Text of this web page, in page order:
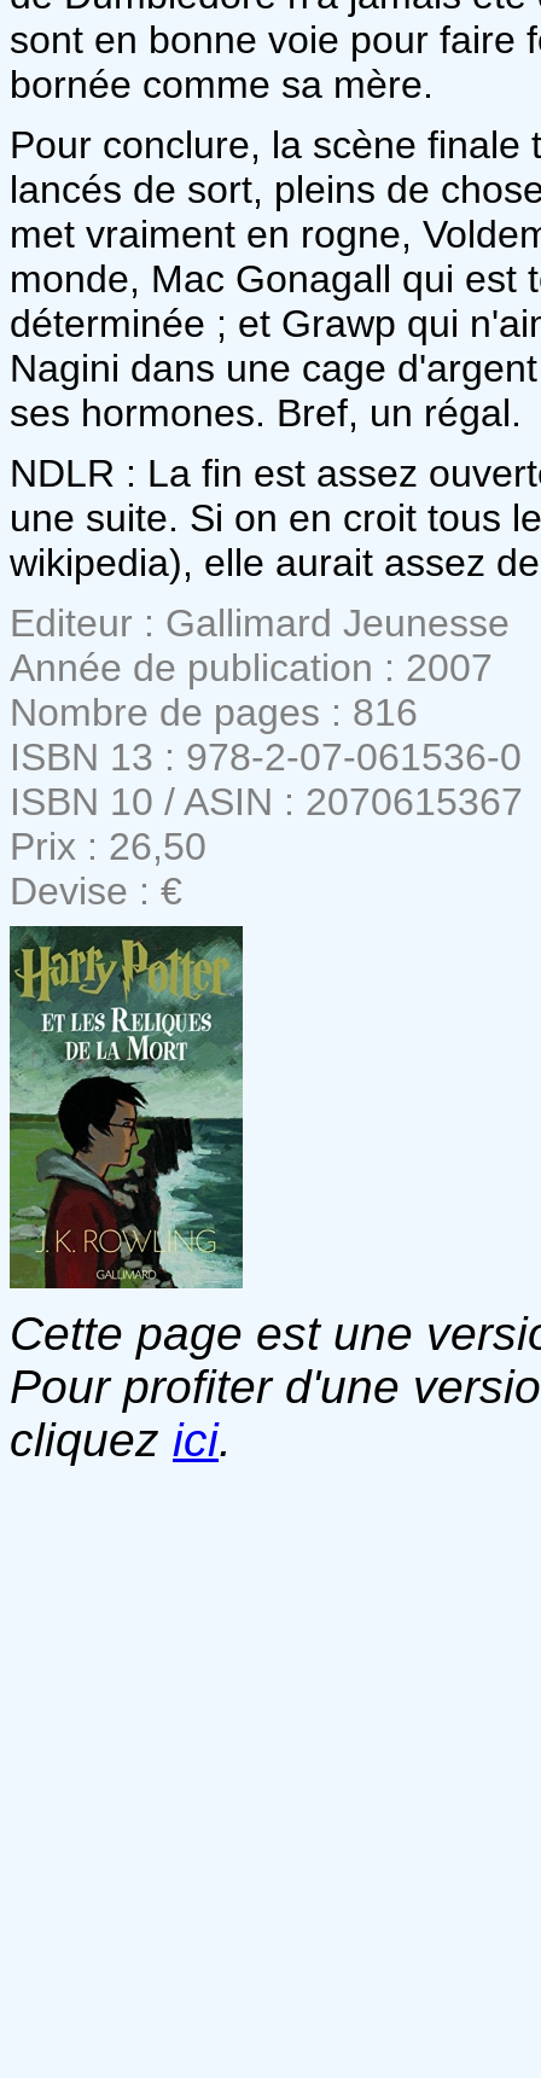
sont en bonne voie pour faire
bornée comme sa mère.
Pour conclure, la scène
lancés de sort, pleins de
met vraiment en rogne,
monde, Mac Gonagall qui est
déterminée ; et Grawp qui
Nagini dans une cage
ses hormones. Bref, un régal.
NDLR : La fin est assez
une suite. Si on en croit tous
wikipedia), elle aurait assez
Editeur : Gallimard Jeunesse
Année de publication : 2007
Nombre de pages : 816
ISBN 13 : 978-2-07-061536-0
ISBN 10 / ASIN : 2070615367
Prix : 26,50
Devise : €
Cette page est une
Pour profiter d'une
cliquez ici.